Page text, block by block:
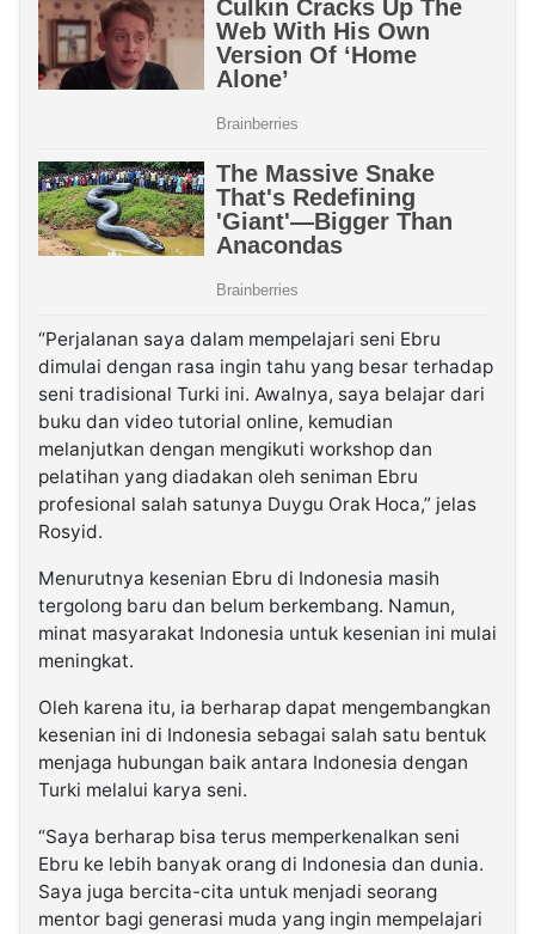
“Perjalanan saya dalam mempelajari seni Ebru
dimulai dengan rasa ingin tahu yang besar terhadap
seni tradisional Turki ini. Awalnya, saya belajar dari
buku dan video tutorial online, kemudian
melanjutkan dengan mengikuti workshop dan
pelatihan yang diadakan oleh seniman Ebru
profesional salah satunya Duygu Orak Hoca,” jelas
Rosyid.
Menurutnya kesenian Ebru di Indonesia masih
tergolong baru dan belum berkembang. Namun,
minat masyarakat Indonesia untuk kesenian ini mulai
meningkat.
Oleh karena itu, ia berharap dapat mengembangkan
kesenian ini di Indonesia sebagai salah satu bentuk
menjaga hubungan baik antara Indonesia dengan
Turki melalui karya seni.
“Saya berharap bisa terus memperkenalkan seni
Ebru ke lebih banyak orang di Indonesia dan dunia.
Saya juga bercita-cita untuk menjadi seorang
mentor bagi generasi muda yang ingin mempelajari